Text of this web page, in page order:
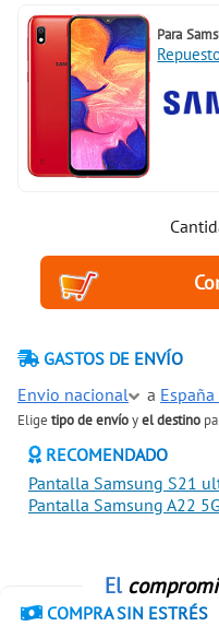
Para
GASTOS DE ENVÍO
Envio nacional
a
Elige tipo de envíoyel destino
RECOMENDADO
Pantalla Samsung S21
Pantalla Samsung A22 5G
El
COMPRA SIN ESTRÉS